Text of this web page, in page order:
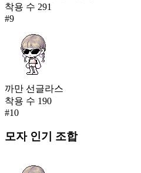
착용 수 291
#9
까만 선글라스
착용 수 190
#10
모자인기 조합